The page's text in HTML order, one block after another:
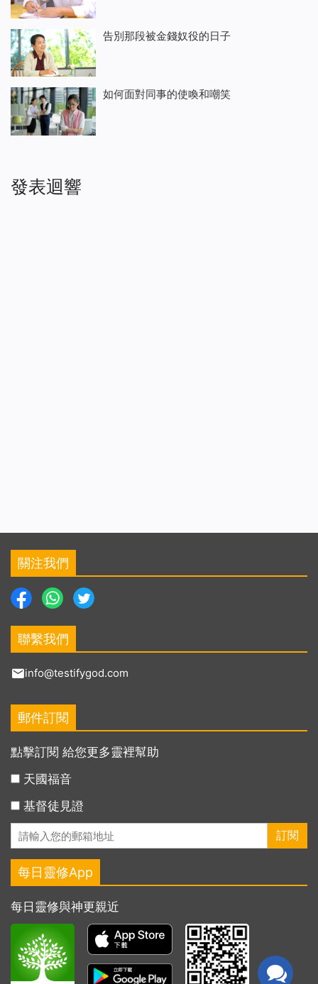
告別那段被金錢奴役的日子
如何面對同事的使喚和嘲笑
發表迴響
關注我們
聯繫我們
info@testifygod.com
郵件訂閱
點擊訂閱 給您更多靈裡幫助
天國福音
基督徒見證
每日靈修App
每日靈修與神更親近